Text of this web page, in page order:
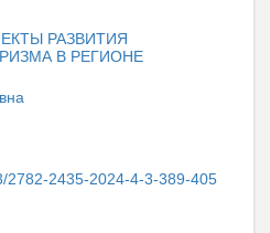
РАЗВИТИЯ
В РЕГИОНЕ
2782-2435-2024-4-3-389-405